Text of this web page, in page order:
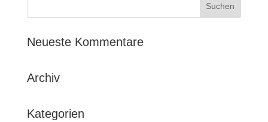
Neueste Kommentare
Archiv
Kategorien